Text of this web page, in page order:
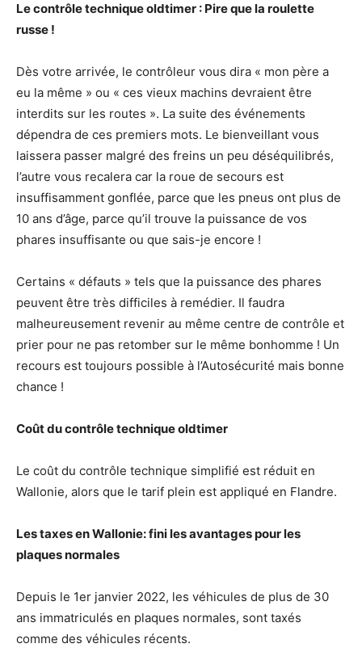
Le contrôle technique oldtimer : Pire que la roulette
russe !
Dès votre arrivée, le contrôleur vous dira « mon père a
eu la même » ou « ces vieux machins devraient être
interdits sur les routes ». La suite des événements
dépendra de ces premiers mots. Le bienveillant vous
laissera passer malgré des freins un peu déséquilibrés,
l’autre vous recalera car la roue de secours est
insuffisamment gonflée, parce que les pneus ont plus de
10 ans d’âge, parce qu’il trouve la puissance de vos
phares insuffisante ou que sais-je encore !
Certains « défauts » tels que la puissance des phares
peuvent être très difficiles à remédier. Il faudra
malheureusement revenir au même centre de contrôle et
prier pour ne pas retomber sur le même bonhomme ! Un
recours est toujours possible à l’Autosécurité mais bonne
chance !
Coût du contrôle technique oldtimer
Le coût du contrôle technique simplifié est réduit en
Wallonie, alors que le tarif plein est appliqué en Flandre.
Les taxes en Wallonie: fini les avantages pour les
plaques normales
Depuis le 1er janvier 2022, les véhicules de plus de 30
ans immatriculés en plaques normales, sont taxés
comme des véhicules récents.